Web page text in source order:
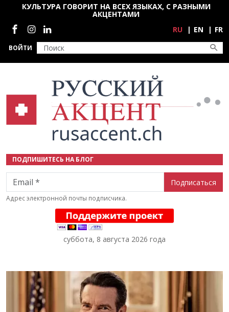
Перейти к основному содержанию
ВОЙТИ
КУЛЬТУРА ГОВОРИТ НА ВСЕХ ЯЗЫКАХ, С РАЗНЫМИ
АКЦЕНТАМИ
Социальные сети
RU EN FR
ПОДПИШИТЕСЬ НА БЛОГ
Email
Адрес электронной почты подписчика.
суббота, 8 августа 2026 года